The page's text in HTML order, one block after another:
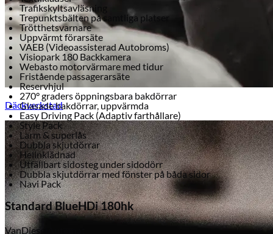
Däckverkstad
Trafikskyltsavläsning
Trepunktsbälten på samtliga platser
Trötthetsvarnare
Uppvärmt förarsäte
VAEB (Videoassisterad Autobroms)
Visiopark 180 Backkamera
Webasto motorvärmare med tidur
Fristående passagerarsäte
Reservhjul
270° graders öppningsbara bakdörrar
Glasade bakdörrar, uppvärmda
Easy Driving Pack (Adaptiv farthållare)
Style Pack
Larm & superlås
Dubbla skjutdörrar
Helinklädnad
Utfällbart sidosteg under sidodörr
Dubbla skjutdörrar med fönster på båda sidor
Navi Pack
Standard BlueHDi 180hk
VanDiesel